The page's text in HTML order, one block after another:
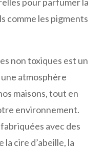
comme les pigments
non toxiques est un
atmosphère
maisons, tout en
environnement.
avec des
cire d’abeille, la